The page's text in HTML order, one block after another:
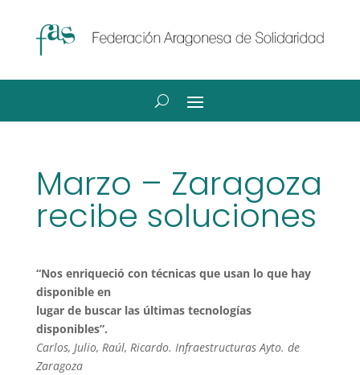
Marzo – Zaragoza
recibe soluciones
“Nos enriqueció con técnicas que usan lo que hay
disponible en
lugar de buscar las últimas tecnologías
disponibles”.
Carlos, Julio, Raúl, Ricardo. Infraestructuras Ayto. de
Zaragoza